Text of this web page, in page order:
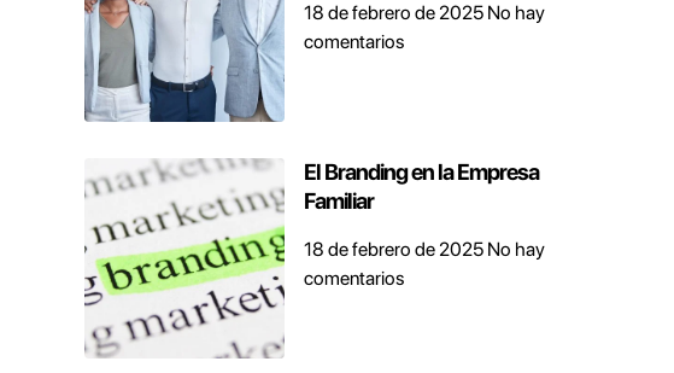
18 de febrero de 2025 No hay
comentarios
El Branding en la Empresa
Familiar
18 de febrero de 2025 No hay
comentarios